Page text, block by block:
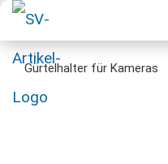
Gürtelhalter für Kameras